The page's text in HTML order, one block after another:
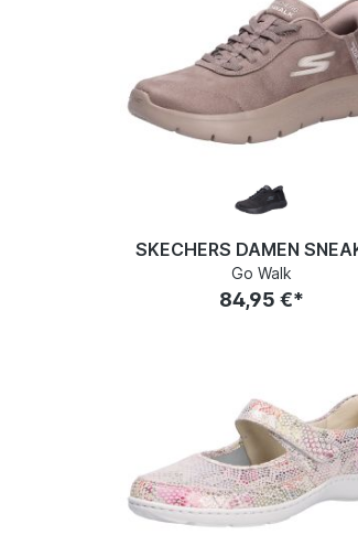
SKECHERS DAMEN
Go Walk
84,95 €*